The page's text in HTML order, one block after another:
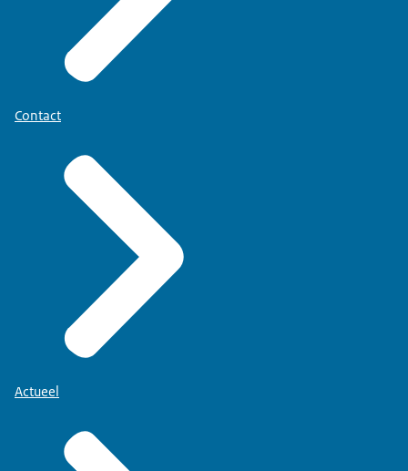
Contact
Actueel